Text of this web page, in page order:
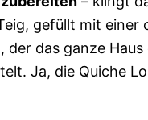
gefüllt mit einer
der das ganze
Ja, die Quiche